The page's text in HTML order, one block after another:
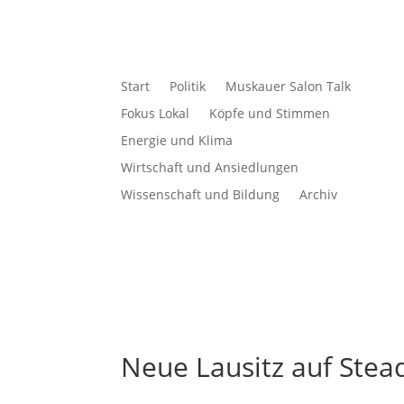
Start Politik
Muskauer Salon Talk
Fokus Lokal
Köpfe und Stimmen
Energie und Klima
Wirtschaft und Ansiedlungen
Wissenschaft und Bildung
Archiv
Neue Lausitz auf